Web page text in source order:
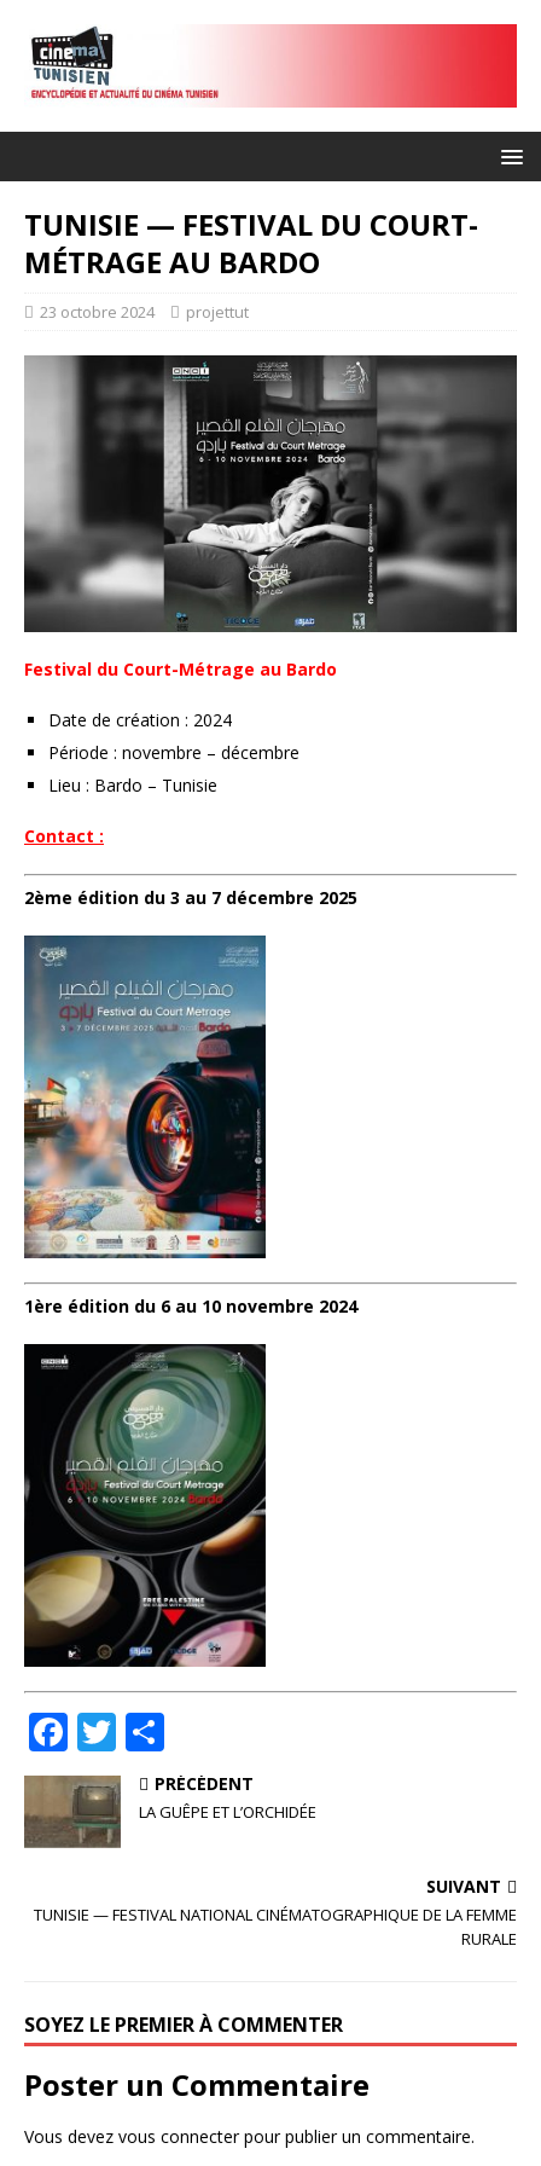
TUNISIE — FESTIVAL DU COURT-
MÉTRAGE AU BARDO
23 octobre 2024 projettut
Festival du Court-Métrage au Bardo
Date de création : 2024
Période : novembre – décembre
Lieu : Bardo – Tunisie
Contact :
2ème édition du 3 au 7 décembre 2025
1ère édition du 6 au 10 novembre 2024
F
a
c
e
o
T
w
it
te
ar
ta
r
PRÉCÉDENT
LA GUÊPE ET L’ORCHIDÉE
SUIVANT
TUNISIE — FESTIVAL NATIONAL CINÉMATOGRAPHIQUE DE LA FEMME
RURALE
SOYEZ LE PREMIER À COMMENTER
Poster un Commentaire
Vous devez vous connecterpour publier un commentaire.